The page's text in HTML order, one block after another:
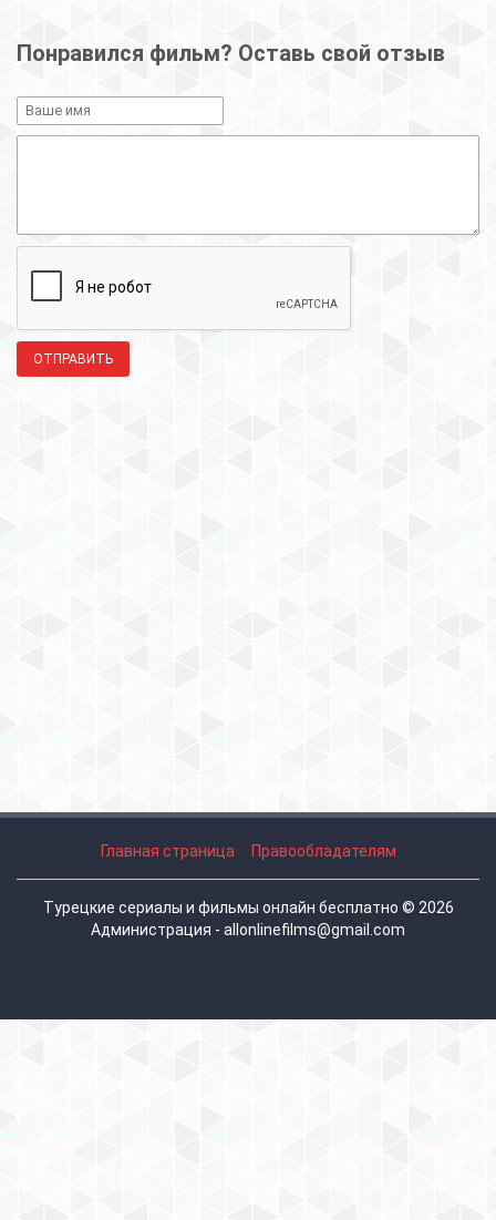
Понравился фильм? Оставь свой отзыв
ОТПРАВИТЬ
Главная страница Правообладателям
Турецкие сериалы и фильмы онлайн бесплатно © 2026
Администрация - allonlinefilms@gmail.com